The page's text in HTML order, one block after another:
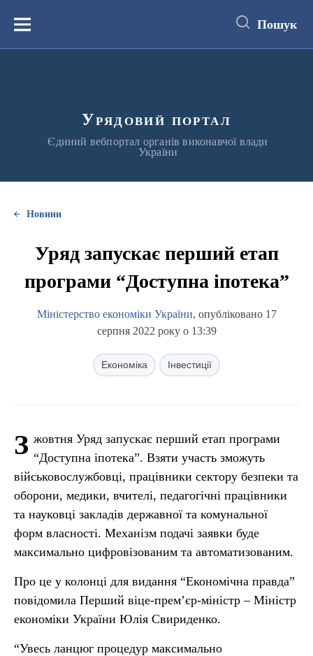
вмістуМеню Пошук
Урядовий портал
Єдиний вебпортал органів виконавчої влади
України
Новини
Уряд запускає перший етап
програми “Доступна іпотека”
Міністерство економіки України, опубліковано 17
серпня 2022 року о 13:39
Економіка Інвестиції
З жовтня Уряд запускає перший етап програми
“Доступна іпотека”. Взяти участь зможуть
військовослужбовці, працівники сектору безпеки та
оборони, медики, вчителі, педагогічні працівники
та науковці закладів державної та комунальної
форм власності. Механізм подачі заявки буде
максимально цифровізованим та автоматизованим.
Про це у колонці для видання “Економічна правда”
повідомила Перший віце-прем’єр-міністр – Міністр
економіки України Юлія Свириденко.
“Увесь ланцюг процедур максимально